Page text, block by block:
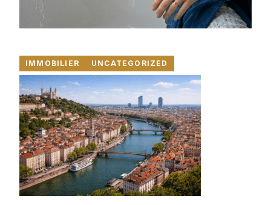
IMMOBILIER UNCATEGORIZED